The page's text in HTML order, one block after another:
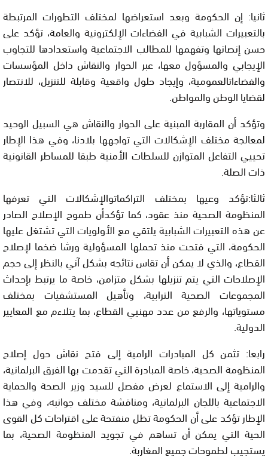
ثانيا: إن الحكومة وبعد استعراضها لمختلف التطورات المرتبطة
بالتعبيرات الشبابية في الفضاءات الإلكترونية والعامة، تؤكد على
حسن إنصاتها وتفهمها للمطالب الاجتماعية واستعدادها للتجاوب
الإيجابي والمسؤول معها، عبر الحوار والنقاش داخل المؤسسات
والفضاءاتالعمومية، وإيجاد حلول واقعية وقابلة للتنزيل، للانتصار
لقضايا الوطن والمواطن.
وتؤكد أن المقاربة المبنية على الحوار والنقاش هي السبيل الوحيد
لمعالجة مختلف الإشكالات التي تواجهها بلادنا، وفي هذا الإطار
تحييي التفاعل المتوازن للسلطات الأمنية طبقا للمساطر القانونية
ذات الصلة.
ثالثا:تؤكد وعيها بمختلف التراكماتوالإشكالات التي تعرفها
المنظومة الصحية منذ عقود، كما تؤكدأن طموح الإصلاح الصادر
عن هذه التعبيرات الشبابية يلتقي مع الأولويات التي تشتغل عليها
الحكومة، التي فتحت منذ تحملها المسؤولية ورشا ضخما لإصلاح
القطاع، والذي لا يمكن أن تقاس نتائجه بشكل آني بالنظر إلى حجم
الإصلاحات التي يتم تنزيلها بشكل متزامن، خاصة ما يرتبط بإحداث
المجموعات الصحية الترابية، وتأهيل المستشفيات بمختلف
مستوياتها، والرفع من عدد مهنيي القطاع، بما يتلاءم مع المعايير
الدولية.
رابعا: تثمن كل المبادرات الرامية إلى فتح نقاش حول إصلاح
المنظومة الصحية، خاصة المبادرة التي تقدمت بها الفرق البرلمانية،
والرامية إلى الاستماع لعرض مفصل للسيد وزير الصحة والحماية
الاجتماعية باللجان البرلمانية، ومناقشة مختلف جوانبه، وفي هذا
الإطار تؤكد على أن الحكومة تظل منفتحة على اقتراحات كل القوى
الحية التي يمكن أن تساهم في تجويد المنظومة الصحية، بما
يستجيب لطموحات جميع المغاربة.